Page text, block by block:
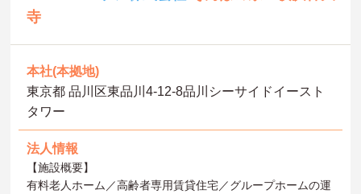
寺
本社(本拠地)
東京都 品川区東品川4-12-8品川シーサイドイースト
タワー
法人情報
【施設概要】
有料老人ホーム／高齢者専用賃貸住宅／グループホームの運